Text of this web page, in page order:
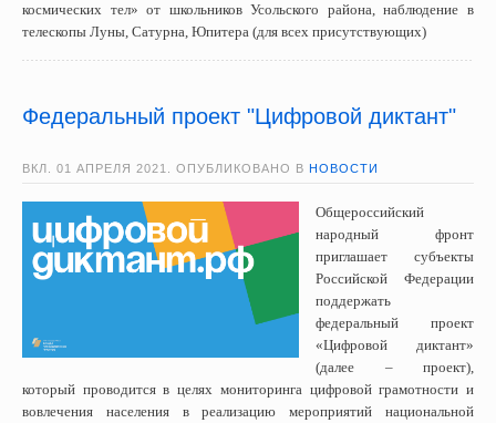
космических тел» от школьников Усольского района, наблюдение в
телескопы Луны, Сатурна, Юпитера (для всех присутствующих)
Федеральный проект "Цифровой диктант"
ВКЛ. 01 АПРЕЛЯ 2021. ОПУБЛИКОВАНО В НОВОСТИ
Общероссийский
народный фронт
приглашает субъекты
Российской Федерации
поддержать
федеральный проект
«Цифровой диктант»
(далее – проект),
который проводится в целях мониторинга цифровой грамотности и
вовлечения населения в реализацию мероприятий национальной